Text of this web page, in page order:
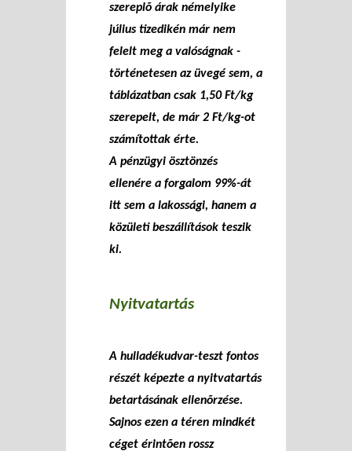
szereplõ árak némelyike
július tizedikén már nem
felelt meg a valóságnak -
történetesen az üvegé sem, a
táblázatban csak 1,50 Ft/kg
szerepelt, de már 2 Ft/kg-ot
számítottak érte.
A pénzügyi ösztönzés
ellenére a forgalom 99%-át
itt sem a lakossági, hanem a
közületi beszállítások teszik
ki.
Nyitvatartás
A hulladékudvar-teszt fontos
részét képezte a nyitvatartás
betartásának ellenõrzése.
Sajnos ezen a téren mindkét
céget érintõen rossz